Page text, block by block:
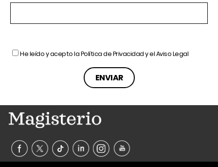
He leído y acepto laPolítica de Privacidady elAviso Legal